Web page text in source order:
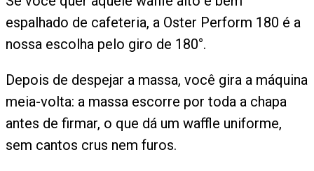
espalhado de cafeteria, a Oster Perform 180 é a
nossa escolha pelo giro de 180°.
Depois de despejar a massa, você gira a máquina
meia-volta: a massa escorre por toda a chapa
antes de firmar, o que dá um waffle uniforme,
sem cantos crus nem furos.